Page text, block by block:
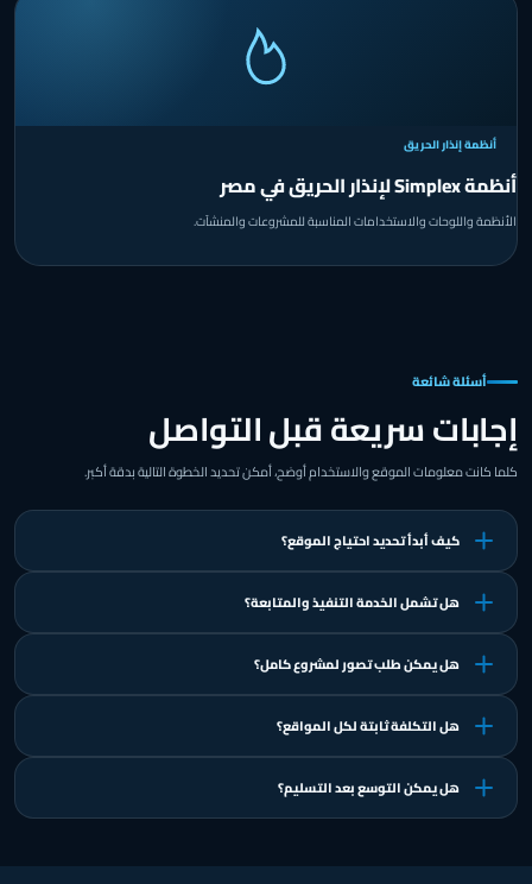
أنظمة إنذار الحريق
أنظمة Simplex لإنذار الحريق في مصر
الأنظمة واللوحات والاستخدامات المناسبة للمشروعات والمنشآت.
أسئلة شائعة
إجابات سريعة قبل التواصل
كلما كانت معلومات الموقع والاستخدام أوضح، أمكن تحديد الخطوة التالية بدقة أكبر.
كيف أبدأ تحديد احتياج الموقع؟
هل تشمل الخدمة التنفيذ والمتابعة؟
هل يمكن طلب تصور لمشروع كامل؟
هل التكلفة ثابتة لكل المواقع؟
هل يمكن التوسع بعد التسليم؟